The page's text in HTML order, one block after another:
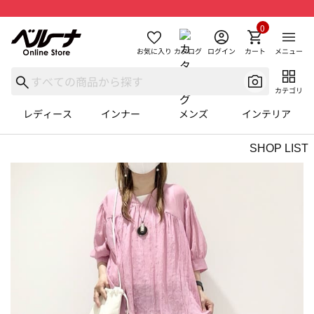
お気に入り カタログ ログイン カート
0
メニュー
カテゴリ
レディース インナー メンズ インテリア
SHOP LIST